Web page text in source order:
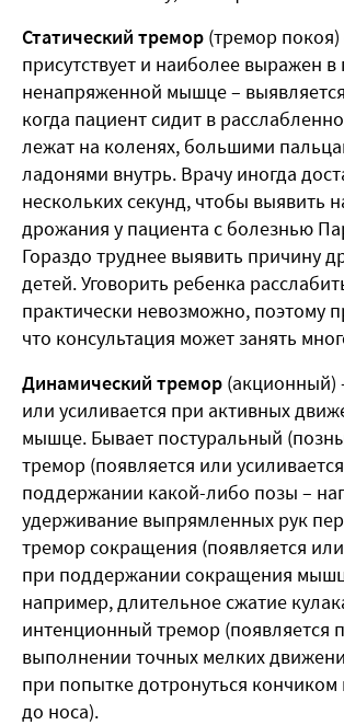
Статический тремор (тремор покоя)
присутствует и наиболее выражен
ненапряженной мышце –
когда пациент сидит в
лежат на коленях, большими
ладонями внутрь. Врачу иногда
нескольких секунд, чтобы выявить
дрожания у пациента с болезнью
Гораздо труднее выявить причину
детей. Уговорить ребенка
практически невозможно, поэтому
что консультация может занять
Динамический тремор (акционный)
или усиливается при активных
мышце. Бывает постуральный
тремор (появляется или
поддержании какой-либо позы –
удерживание выпрямленных рук
тремор сокращения (появляется
при поддержании сокращения
например, длительное сжатие
интенционный тремор (появляется
выполнении точных мелких
при попытке дотронуться кончиком
до носа).